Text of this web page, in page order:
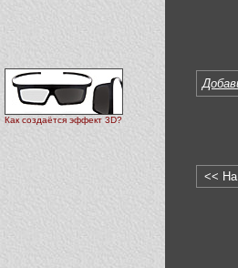
Как создаётся эффект 3D?
<< На